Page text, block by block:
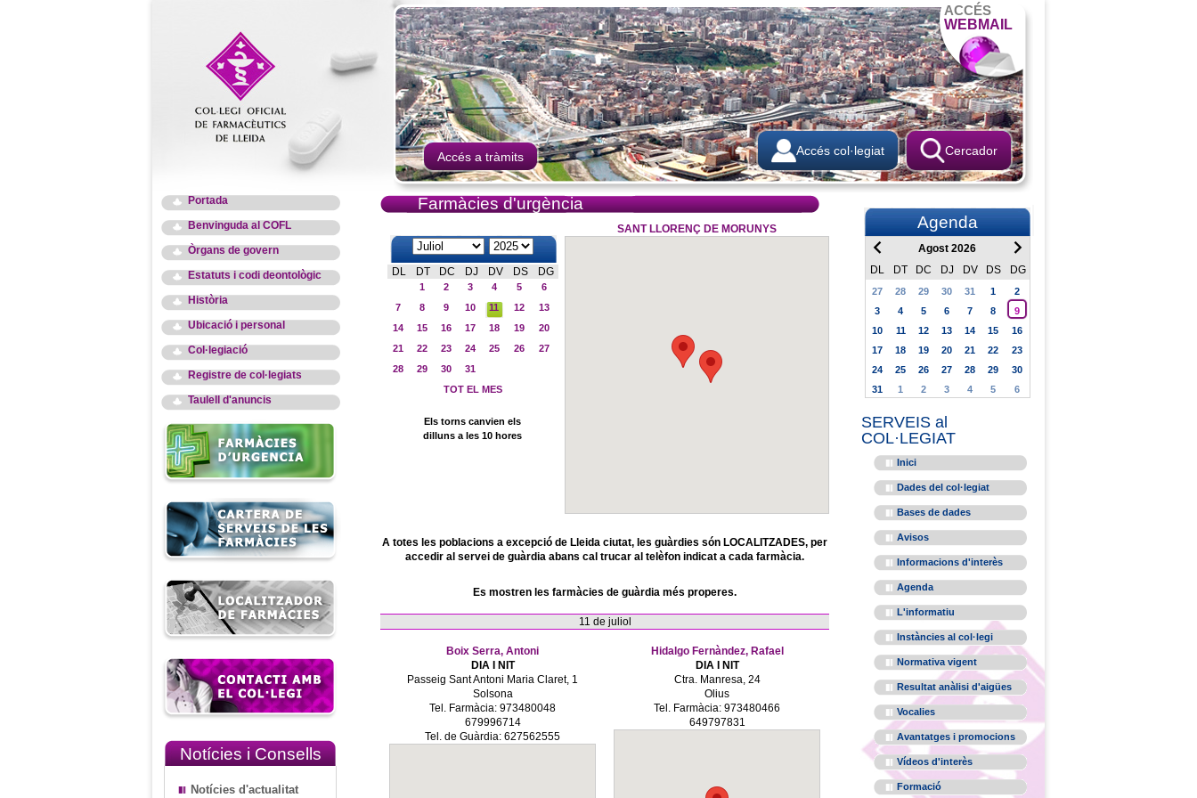
ACCÉS
WEBMAIL
Accés a tràmits Cercador
Accés col·legiat
Portada
Benvinguda al COFL
Òrgans de govern
Estatuts i codi deontològic
Història
Ubicació i personal
Col·legiació
Registre de col·legiats
Taulell d'anuncis
Notícies i Consells
Notícies d'actualitat
Farmàcies d'urgència
DL DT DC DJ DV DS DG
1 2 3 4 5
6
7
8 9 10 11 12
13
14
15 16 17 18 19
20
21
22 23 24 25 26
27
28
29 30
31
TOT EL MES
Els torns canvien els
dilluns a les 10 hores
SANT LLORENÇ DE MORUNYS
A totes les poblacions a excepció de Lleida ciutat, les guàrdies són LOCALITZADES, per
accedir al servei de guàrdia abans cal trucar al telèfon indicat a cada farmàcia.
Es mostren les farmàcies de guàrdia més properes.
11 de juliol
Boix Serra, Antoni
DIA I NIT
Passeig Sant Antoni Maria Claret, 1
Solsona
Tel. Farmàcia: 973480048
679996714
Tel. de Guàrdia: 627562555
Hidalgo Fernàndez, Rafael
DIA I NIT
Ctra. Manresa, 24
Olius
Tel. Farmàcia: 973480466
649797831
Agenda
Agost 2026
DL
DT DC DJ DV DS DG
27 28 29 30 31 1
2
3
4 5 6 7 8
9
10
11 12 13 14 15
16
17
18 19 20 21 22
23
24
25 26 27 28 29
30
31
1 2 3 4 5 6
SERVEIS al
COL·LEGIAT
Inici
Dades del col·legiat
Bases de dades
Avisos
Informacions d'interès
Agenda
L'informatiu
Instàncies al col·legi
Normativa vigent
Resultat anàlisi d'aigües
Vocalies
Avantatges i promocions
Vídeos d'interès
Formació